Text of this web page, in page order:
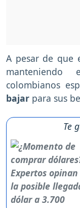
A pesar de que
colombianos
bajar para sus
Te